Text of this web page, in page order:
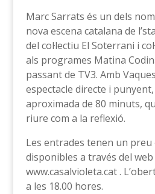
Marc Sarrats és un dels
nova escena catalana de
del col·lectiu El Soterrani i
als programes Matina
passant de TV3. Amb
espectacle directe i
aproximada de 80 minuts,
riure com a la reflexió.
Les entrades tenen un preu
disponibles a través del web
www.casalvioleta.cat .
a les 18.00 hores.